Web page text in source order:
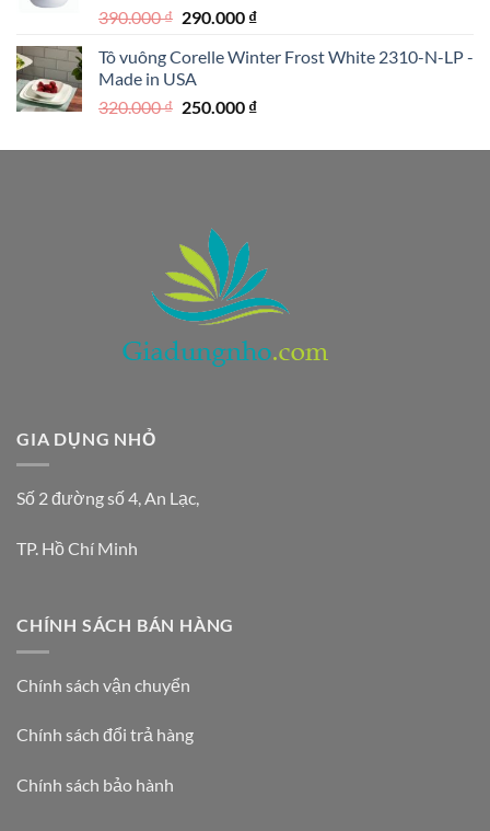
390.000₫ Giá
là:
390.000 ₫.
290.000 ₫Giá
tại
290.000 ₫.
Tô vuông Corelle Winter Frost White 2310-N-LP -
Made in USA
320.000₫ Giá
là:
250.000 ₫Giá
tại
GIA DỤNG NHỎ
Số 2 đường số 4, An Lạc,
TP. Hồ Chí Minh
CHÍNH SÁCH BÁN HÀNG
Chính sách vận chuyển
Chính sách đổi trả hàng
Chính sách bảo hành